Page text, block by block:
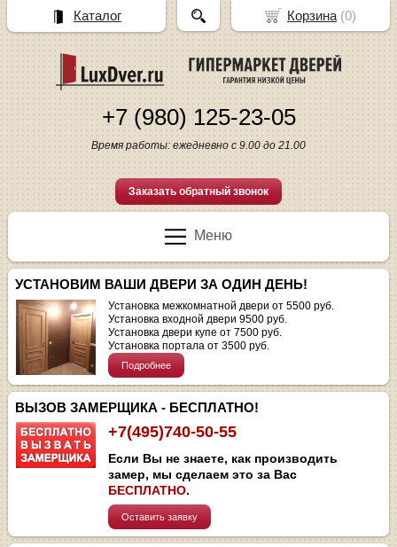
+7 (980) 125-23-05
Время работы: ежедневно с 9.00 до 21.00
Заказать обратный звонок
Меню
УСТАНОВИМ ВАШИ ДВЕРИ ЗА ОДИН ДЕНЬ!
Установка межкомнатной двери от 5500 руб.
Установка входной двери 9500 руб.
Установка двери купе от 7500 руб.
Установка портала от 3500 руб.
Подробнее
ВЫЗОВ ЗАМЕРЩИКА - БЕСПЛАТНО!
+7(495)740-50-55
Если Вы не знаете, как производить
замер, мы сделаем это за Вас
БЕСПЛАТНО.
Оставить заявку
Корзина(0)
Каталог